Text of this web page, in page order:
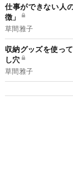
仕事ができない人
徴」
草間雅子
収納グッズを使っ
し穴
草間雅子